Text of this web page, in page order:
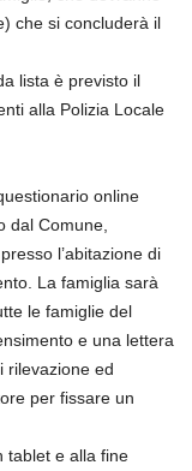
che si concluderà il
lista è previsto il
alla Polizia Locale
online
dal Comune,
l’abitazione di
La famiglia sarà
le famiglie del
e una lettera
rilevazione ed
per fissare un
tablet e alla fine